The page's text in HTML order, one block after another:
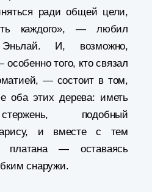
ради общей цели,
каждого», — любил
И, возможно,
того, кто связал
— состоит в том,
оба этих дерева: иметь
подобный
и вместе с тем
платана — оставаясь
снаружи.